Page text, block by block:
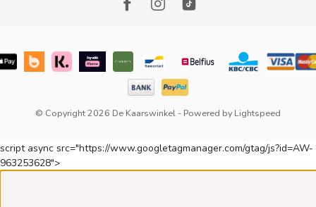
© Copyright 2026 De Kaarswinkel - Powered by Lightspeed
script async src="https://www.googletagmanager.com/gtag/js?id=AW-
963253628">